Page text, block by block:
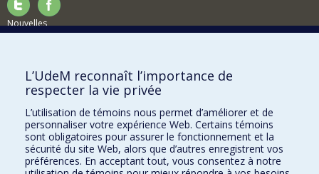
Nouvelles
Comment soutenir le Département?
BESOIN D'AIDE?
Plan du site
Signaler une erreur
Accessibilité
L’UdeM reconnaît l’importance de
respecter la vie privée
L’utilisation de témoins nous permet d’améliorer et de
personnaliser votre expérience Web. Certains témoins
sont obligatoires pour assurer le fonctionnement et la
sécurité du site Web, alors que d’autres enregistrent vos
préférences. En acceptant tout, vous consentez à notre